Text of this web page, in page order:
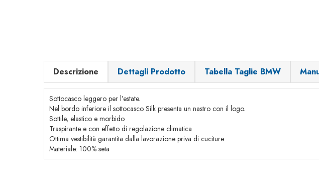
Descrizione Dettagli Prodotto Tabella Taglie BMW
Sottocasco leggero per l’estate.
Nel bordo inferiore il sottocasco Silk presenta un nastro con il logo.
Sottile, elastico e morbido
Traspirante e con effetto di regolazione climatica
Ottima vestibilità garantita dalla lavorazione priva di cuciture
Materiale: 100% seta